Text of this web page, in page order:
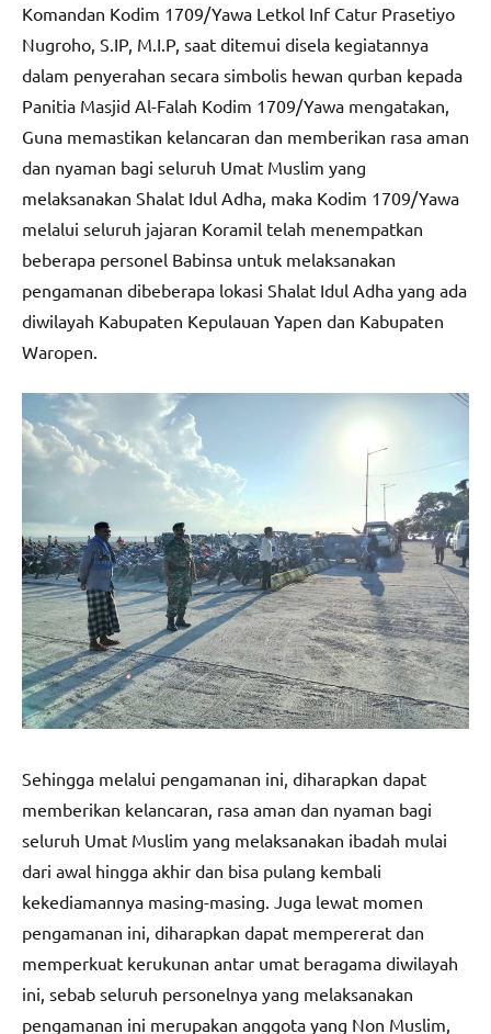
Komandan Kodim 1709/Yawa Letkol Inf Catur Prasetiyo
Nugroho, S.IP, M.I.P, saat ditemui disela kegiatannya
dalam penyerahan secara simbolis hewan qurban kepada
Panitia Masjid Al-Falah Kodim 1709/Yawa mengatakan,
Guna memastikan kelancaran dan memberikan rasa aman
dan nyaman bagi seluruh Umat Muslim yang
melaksanakan Shalat Idul Adha, maka Kodim 1709/Yawa
melalui seluruh jajaran Koramil telah menempatkan
beberapa personel Babinsa untuk melaksanakan
pengamanan dibeberapa lokasi Shalat Idul Adha yang ada
diwilayah Kabupaten Kepulauan Yapen dan Kabupaten
Waropen.
Sehingga melalui pengamanan ini, diharapkan dapat
memberikan kelancaran, rasa aman dan nyaman bagi
seluruh Umat Muslim yang melaksanakan ibadah mulai
dari awal hingga akhir dan bisa pulang kembali
kekediamannya masing-masing. Juga lewat momen
pengamanan ini, diharapkan dapat mempererat dan
memperkuat kerukunan antar umat beragama diwilayah
ini, sebab seluruh personelnya yang melaksanakan
pengamanan ini merupakan anggota yang Non Muslim,